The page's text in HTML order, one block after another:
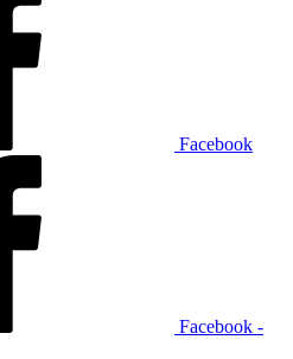
Facebook
Facebook -